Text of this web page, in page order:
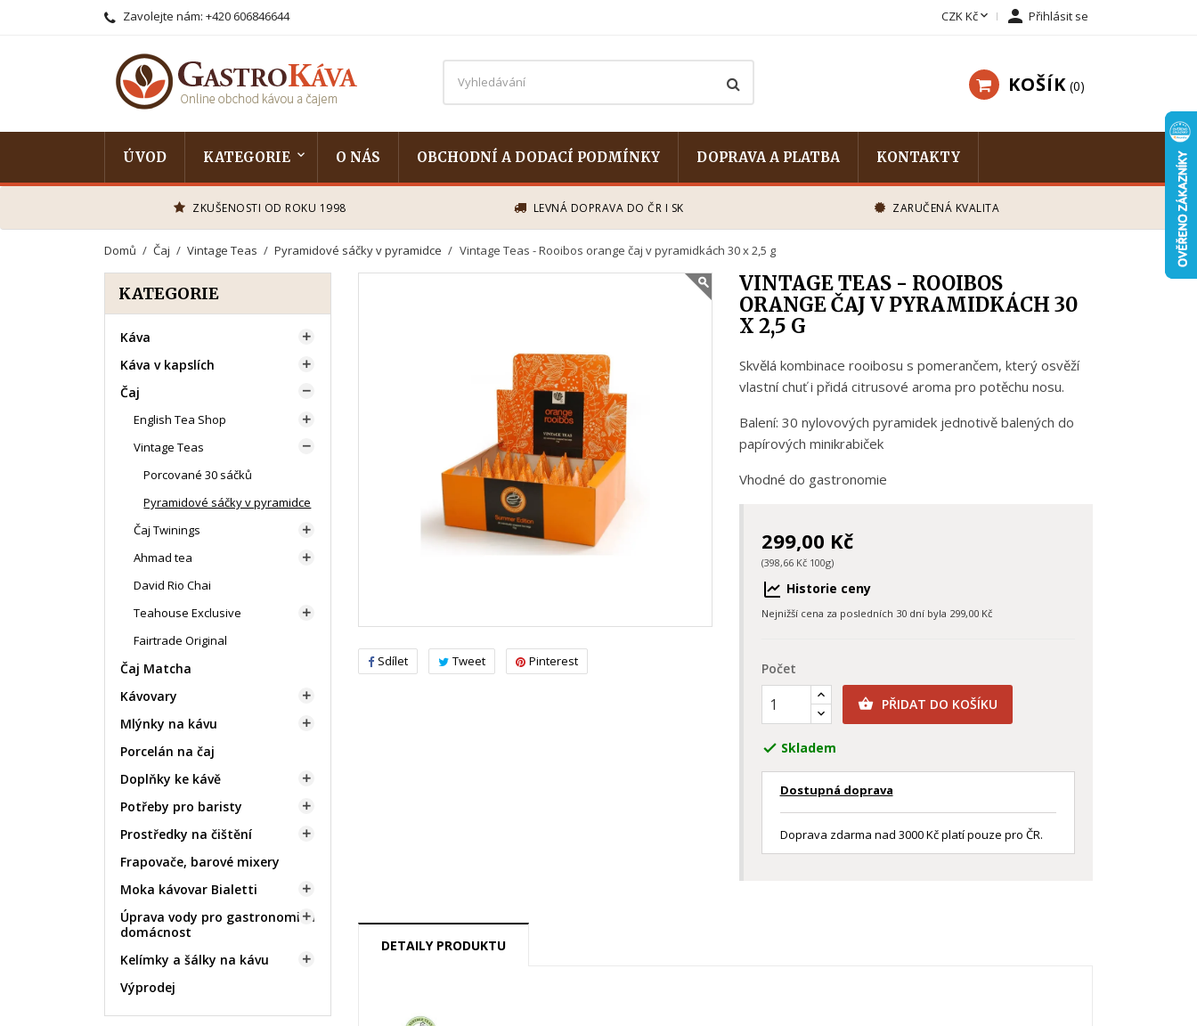
Zavolejte nám: +420 606846644 CZK Kč  Přihlásit se
KOŠÍK 0
ÚVOD KATEGORIE O NÁS OBCHODNÍ A DODACÍ PODMÍNKY DOPRAVA A PLATBA KONTAKTY
ZKUŠENOSTI OD ROKU 1998 LEVNÁ DOPRAVA DO ČR I SK ZARUČENÁ KVALITA
Domů Čaj Vintage Teas Pyramidové sáčky v pyramidce Vintage Teas - Rooibos orange čaj v pyramidkách 30 x 2,5 g
KATEGORIE
Káva 
Káva v kapslích 
Čaj 
English Tea Shop 
Vintage Teas 
Porcované 30 sáčků
Pyramidové sáčky v pyramidce
Čaj Twinings

Ahmad tea 
David Rio Chai
Teahouse Exclusive

Fairtrade Original
Čaj Matcha
Kávovary

Mlýnky na kávu 
Porcelán na čaj
Doplňky ke kávě

Potřeby pro baristy 
Prostředky na čištění 
Frapovače, barové mixery
Moka kávovar Bialetti

Úprava vody pro gastronomii a
domácnost

Kelímky a šálky na kávu 
Výprodej
Sdílet Tweet Pinterest
VINTAGE TEAS - ROOIBOS
ORANGE ČAJ V PYRAMIDKÁCH 30
X 2,5 G
Skvělá kombinace rooibosu s pomerančem, který osvěží
vlastní chuť i přidá citrusové aroma pro potěchu nosu.
Balení: 30 nylovových pyramidek jednotivě balených do
papírových minikrabiček
Vhodné do gastronomie
299,00 Kč
(398,66 Kč 100g)
Historie ceny
Nejnižší cena za posledních 30 dní byla 299,00 Kč
Počet
 PŘIDAT DO KOŠÍKU
 Skladem
Dostupná doprava
Doprava zdarma nad 3000 Kč platí pouze pro ČR.
DETAILY PRODUKTU